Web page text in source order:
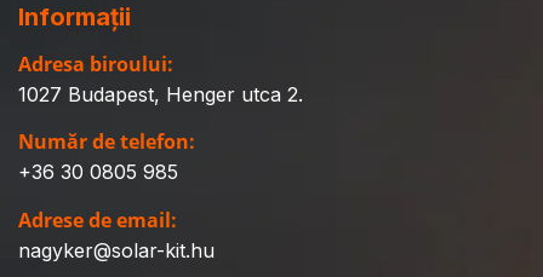
Informații
Adresa biroului:
1027 Budapest, Henger utca 2.
Număr de telefon:
+36 30 0805 985
Adrese de email:
nagyker@solar-kit.hu